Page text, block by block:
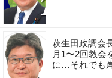
萩生田政調会
月1〜2回教会
に…それでも